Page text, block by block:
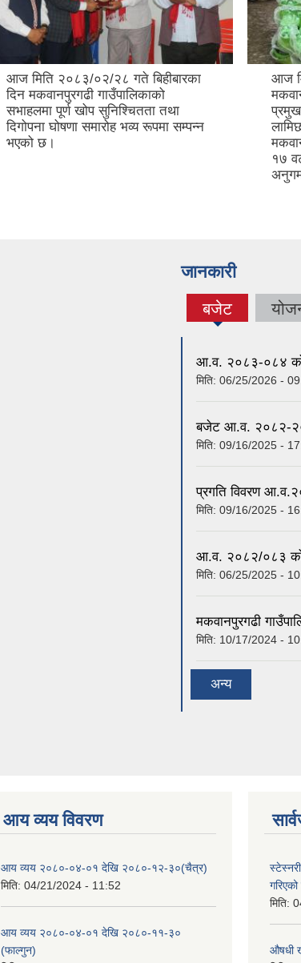
आज मिति २०८३/०२/२८ गते बिहीबारका
दिन मकवानपुरगढी गाउँपालिकाको
सभाहलमा पूर्ण खोप सुनिश्चितता तथा
दिगोपना घोषणा समारोह भव्य रूपमा सम्पन्न
भएको छ।
आज
१७
जानकारी
बजेट
(active
आ.व. २०८३-०८४ को
मिति: 06/25/2026 -
बजेट आ.व. २०८२-
मिति: 09/16/2025 -
प्रगति विवरण
मिति: 09/16/2025 -
आ.व. २०८२/०८३ को
मिति: 06/25/2025 -
मकवानपुरगढी
मिति: 10/17/2024 -
अन्य
आय व्यय विवरण
आय व्यय २०८०-०४-०१ देखि २०८०-१२-३०(चैत्र)
मिति: 04/21/2024 - 11:52
आय व्यय २०८०-०४-०१ देखि २०८०-११-३०
(फाल्गुन)
मिति:
औषधी